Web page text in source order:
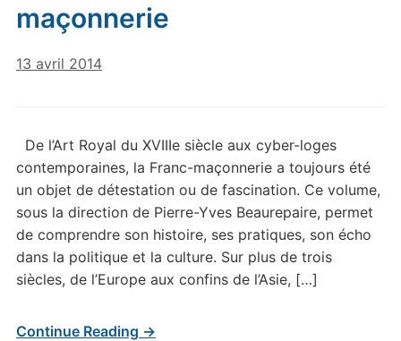
maçonnerie
13 avril 2014
De l’Art Royal du XVIIIe siècle aux cyber-loges
contemporaines, la Franc-maçonnerie a toujours été
un objet de détestation ou de fascination. Ce volume,
sous la direction de Pierre-Yves Beaurepaire, permet
de comprendre son histoire, ses pratiques, son écho
dans la politique et la culture. Sur plus de trois
siècles, de l’Europe aux confins de l’Asie, […]
Continue Reading →